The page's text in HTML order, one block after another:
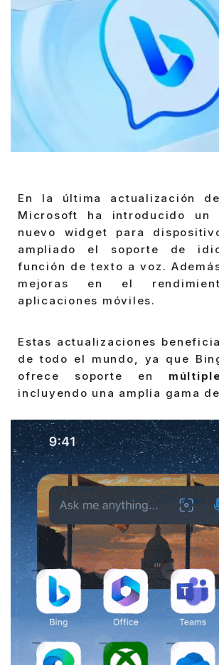
En la última actualización
Microsoft ha introducido un
nuevo widget para
ampliado el soporte de
función de texto a voz.
mejoras en el
aplicaciones móviles.
Estas actualizaciones
de todo el mundo, ya que
ofrece soporte en
incluyendo una amplia gama